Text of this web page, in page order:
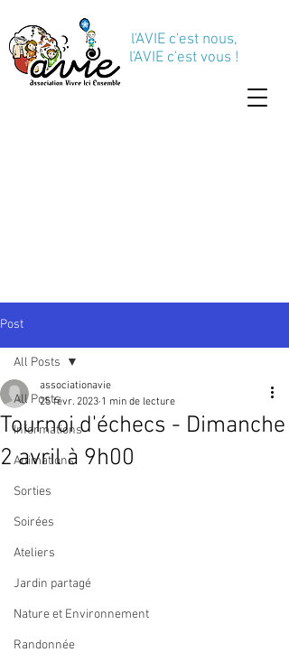
l'AVIE c'est nous,
l'AVIE c'est vous !
Post
All Posts
Informations
Animations
Sorties
Soirées
Ateliers
Jardin partagé
Nature et Environnement
Randonnée
All Posts
Tournoi d'échecs - Dimanche
2 avril à 9h00
associationavie
25 févr. 2023 1 min de lecture